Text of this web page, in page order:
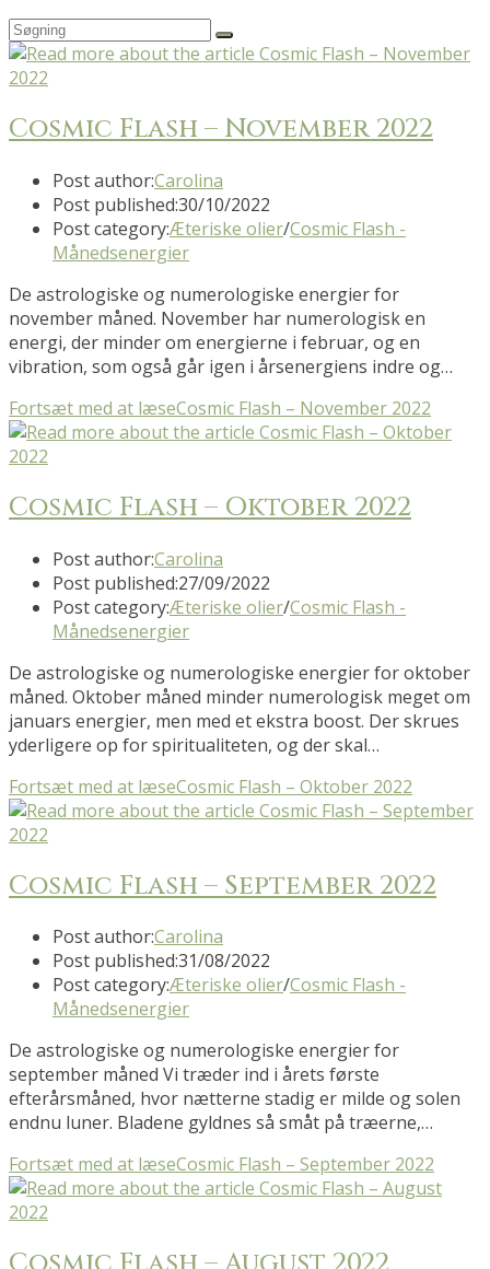
Cosmic Flash – November 2022
Post author:Carolina
Post published:30/10/2022
Post category:Æteriske olier/Cosmic Flash -
Månedsenergier
De astrologiske og numerologiske energier for
november måned. November har numerologisk en
energi, der minder om energierne i februar, og en
vibration, som også går igen i årsenergiens indre og…
Fortsæt med at læseCosmic Flash – November 2022
Cosmic Flash – Oktober 2022
Post author:Carolina
Post published:27/09/2022
Post category:Æteriske olier/Cosmic Flash -
Månedsenergier
De astrologiske og numerologiske energier for oktober
måned. Oktober måned minder numerologisk meget om
januars energier, men med et ekstra boost. Der skrues
yderligere op for spiritualiteten, og der skal…
Fortsæt med at læseCosmic Flash – Oktober 2022
Cosmic Flash – September 2022
Post author:Carolina
Post published:31/08/2022
Post category:Æteriske olier/Cosmic Flash -
Månedsenergier
De astrologiske og numerologiske energier for
september måned Vi træder ind i årets første
efterårsmåned, hvor nætterne stadig er milde og solen
endnu luner. Bladene gyldnes så småt på træerne,…
Fortsæt med at læseCosmic Flash – September 2022